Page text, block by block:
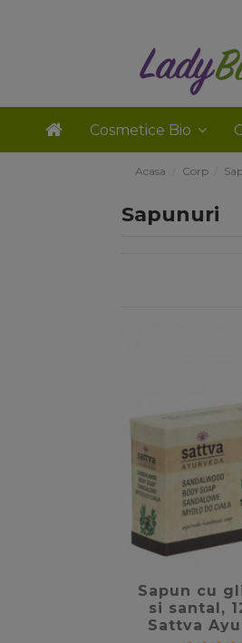
Cosmetice Bio
Acasa Corp
Sapunuri
Sapun cu
si santal,
Sattva